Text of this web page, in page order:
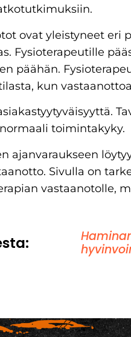
ovat yleistyneet eri
Fysioterapeutille
päähän.
kun
toimintakyky.
ajanvaraukseen
Sivulla on
vastaanotolle,